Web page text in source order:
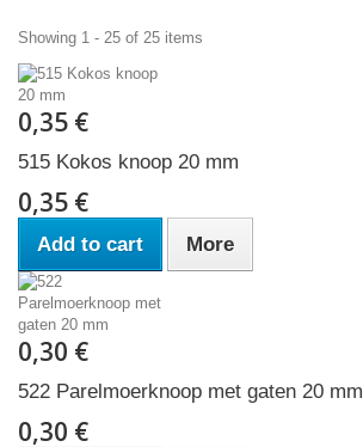
Showing 1 - 25 of 25 items
0,35 €
515 Kokos knoop 20 mm
0,35 €
Add to cart More
0,30 €
522 Parelmoerknoop met gaten 20 mm
0,30 €